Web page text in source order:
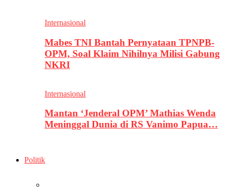
Internasional
Mabes TNI Bantah Pernyataan TPNPB-
OPM, Soal Klaim Nihilnya Milisi Gabung
NKRI
Internasional
Mantan ‘Jenderal OPM’ Mathias Wenda
Meninggal Dunia di RS Vanimo Papua…
Politik